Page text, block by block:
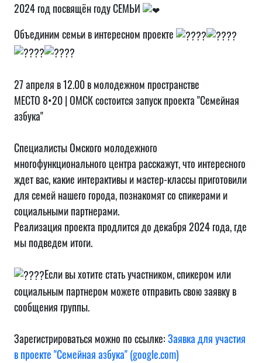
2024 год посвящён году СЕМЬИ
Объединим семьи в интересном проекте
27 апреля в 12.00 в молодежном пространстве
МЕСТО 8•20 | ОМСК состоится запуск проекта "Семейная
азбука"
Специалисты Омского молодежного
многофункционального центра расскажут, что интересного
ждет вас, какие интерактивы и мастер-классы приготовили
для семей нашего города, познакомят со спикерами и
социальными партнерами.
Реализация проекта продлится до декабря 2024 года, где
мы подведем итоги.
Если вы хотите стать участником, спикером или
социальным партнером можете отправить свою заявку в
сообщения группы.
Зарегистрироваться можно по ссылке:Заявка для участия
в проекте "Семейная азбука" (google.com)